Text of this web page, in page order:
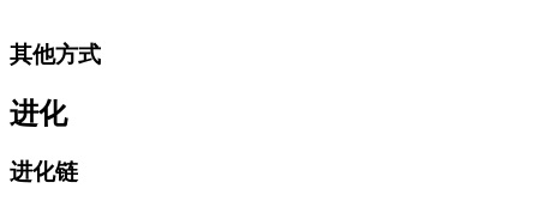
其他方式
进化
进化链